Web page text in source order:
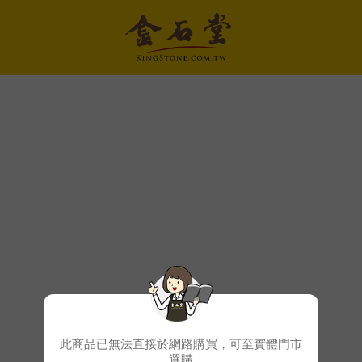
此商品已無法直接於網路購買，可至實體門市
選購